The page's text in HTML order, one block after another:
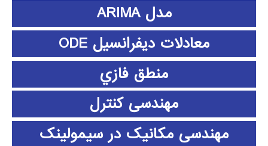
مدل ARIMA
معادلات دیفرانسیل ODE
منطق فازي
مهندسی کنترل
مهندسی مکانیک در سیمولینک